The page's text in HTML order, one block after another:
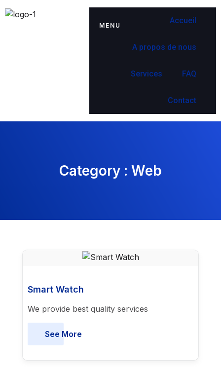
MENU
Accueil
A propos de nous
Services FAQ
Contact
Category : Web
Smart Watch
We provide best quality services
See More